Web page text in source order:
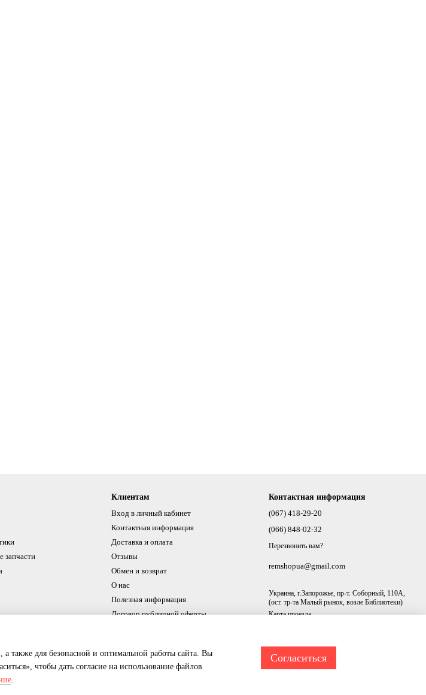
запчасти
Клиентам
Вход в личный кабинет
Контактная информация
Доставка и оплата
Отзывы
Обмен и возврат
О нас
Полезная информация
Договор публичной оферты
Контактная информация
(067) 418-29-20
(066) 848-02-32
Перезвонить вам?
remshopua@gmail.com
Украина, г.Запорожье, пр-т. Соборный, 110А,
(ост. тр-та Малый рынок, возле Библиотеки)
Карта проезда
а также для безопасной и оптимальной работы сайта. Вы
чтобы дать согласие на использование файлов
.
Согласиться